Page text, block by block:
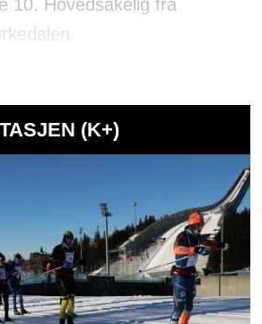
10. Hovedsakelig fra
(K+)